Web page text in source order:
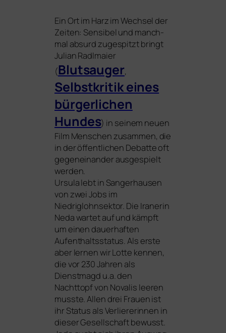
Ein Ort im Harz im Wechsel der
Zeiten: Sensibel und manch­
mal absurd zuge­spitzt bringt
Julian Radlmaier
(Blutsauger,
Selbstkritik eines
bür­ger­li­chen
Hundes) in sei­nem neu­en
Film Menschen zusam­men, die
in der öffent­li­chen Debatte oft
gegen­ein­an­der aus­ge­spielt
wer­den.
Ursula lebt in Sangerhausen
von zwei Jobs im
Niedriglohnsektor. Die Iranerin
Neda war­tet auf und kämpft
um einen dau­er­haf­ten
Aufenthaltssta­tus. Als ers­te
aber ler­nen wir Lotte ken­nen,
die vor 230 Jahren als
Dienstmagd u.a. den
Nachttopf von Novalis lee­ren
muss­te. Allen drei Frauen ist
ihr Status als Verliererinnen in
die­ser Gesellschaft bewusst.